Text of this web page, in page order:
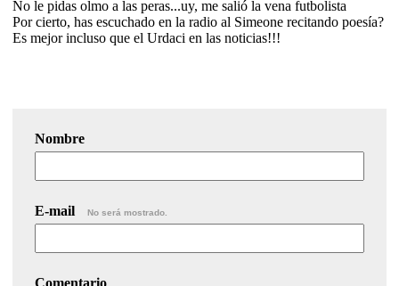
No le pidas olmo a las peras...uy, me salió la vena futbolista
Por cierto, has escuchado en la radio al Simeone recitando poesía?
Es mejor incluso que el Urdaci en las noticias!!!
Nombre
E-mail No será mostrado.
Comentario